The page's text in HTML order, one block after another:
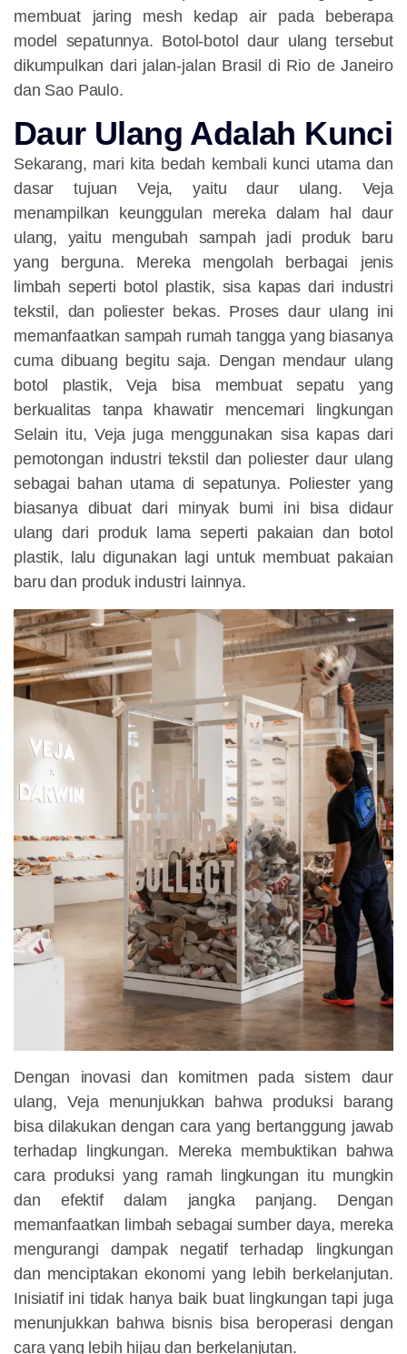
membuat jaring mesh kedap air pada beberapa
model sepatunnya. Botol-botol daur ulang tersebut
dikumpulkan dari jalan-jalan Brasil di Rio de Janeiro
dan Sao Paulo.
Daur Ulang Adalah Kunci
Sekarang, mari kita bedah kembali kunci utama dan
dasar tujuan Veja, yaitu daur ulang. Veja
menampilkan keunggulan mereka dalam hal daur
ulang, yaitu mengubah sampah jadi produk baru
yang berguna. Mereka mengolah berbagai jenis
limbah seperti botol plastik, sisa kapas dari industri
tekstil, dan poliester bekas. Proses daur ulang ini
memanfaatkan sampah rumah tangga yang biasanya
cuma dibuang begitu saja. Dengan mendaur ulang
botol plastik, Veja bisa membuat sepatu yang
berkualitas tanpa khawatir mencemari lingkungan
Selain itu, Veja juga menggunakan sisa kapas dari
pemotongan industri tekstil dan poliester daur ulang
sebagai bahan utama di sepatunya. Poliester yang
biasanya dibuat dari minyak bumi ini bisa didaur
ulang dari produk lama seperti pakaian dan botol
plastik, lalu digunakan lagi untuk membuat pakaian
baru dan produk industri lainnya.
Dengan inovasi dan komitmen pada sistem daur
ulang, Veja menunjukkan bahwa produksi barang
bisa dilakukan dengan cara yang bertanggung jawab
terhadap lingkungan. Mereka membuktikan bahwa
cara produksi yang ramah lingkungan itu mungkin
dan efektif dalam jangka panjang. Dengan
memanfaatkan limbah sebagai sumber daya, mereka
mengurangi dampak negatif terhadap lingkungan
dan menciptakan ekonomi yang lebih berkelanjutan.
Inisiatif ini tidak hanya baik buat lingkungan tapi juga
menunjukkan bahwa bisnis bisa beroperasi dengan
cara yang lebih hijau dan berkelanjutan.